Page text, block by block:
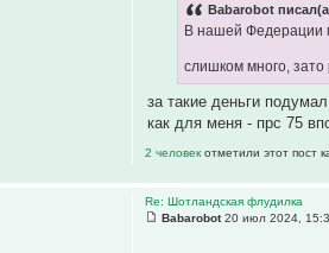
Babarobot
В нашей Федерации
слишком много, зато
за такие деньги
как для меня - прс 75
2 человекотметили этот пост
Re: Шотландская флудилка
Babarobot20 июл 2024,